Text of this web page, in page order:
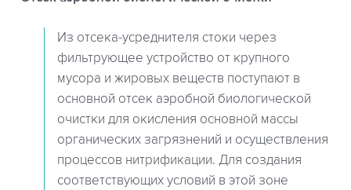
Из отсека-усреднителя стоки через
фильтрующее устройство от крупного
мусора и жировых веществ поступают в
основной отсек аэробной биологической
очистки для окисления основной массы
органических загрязнений и осуществления
процессов нитрификации. Для создания
соответствующих условий в этой зоне